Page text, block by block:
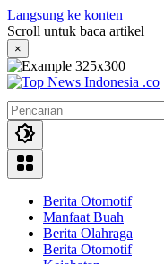
Langsung ke konten
Scroll untuk baca artikel
×
Berita Otomotif
Manfaat Buah
Berita Olahraga
Berita Otomotif